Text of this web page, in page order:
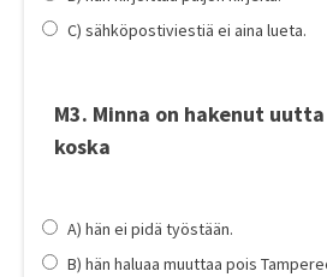
C) sähköpostiviestiä ei aina lueta.
M3. Minna on hakenut
koska
A) hän ei pidä työstään.
B) hän haluaa muuttaa pois